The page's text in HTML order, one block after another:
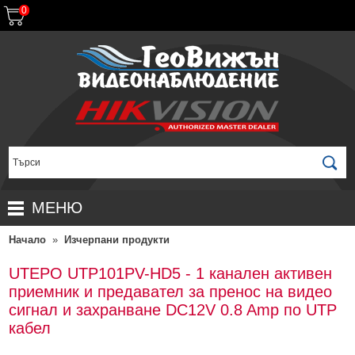
0
МЕНЮ
НАЧАЛО
ПРОДУКТИ
ПРОМОЦИИ
НОВИ ПРОДУКТИ
ЗА ДИСТРИБУТОРИ
ГАРАНЦИОННИ УСЛОВИЯ
Начало » Изчерпани продукти
UTEPO UTP101PV-HD5 - 1 канален активен
приемник и предавател за пренос на видео
сигнал и захранване DC12V 0.8 Amp по UTP
кабел